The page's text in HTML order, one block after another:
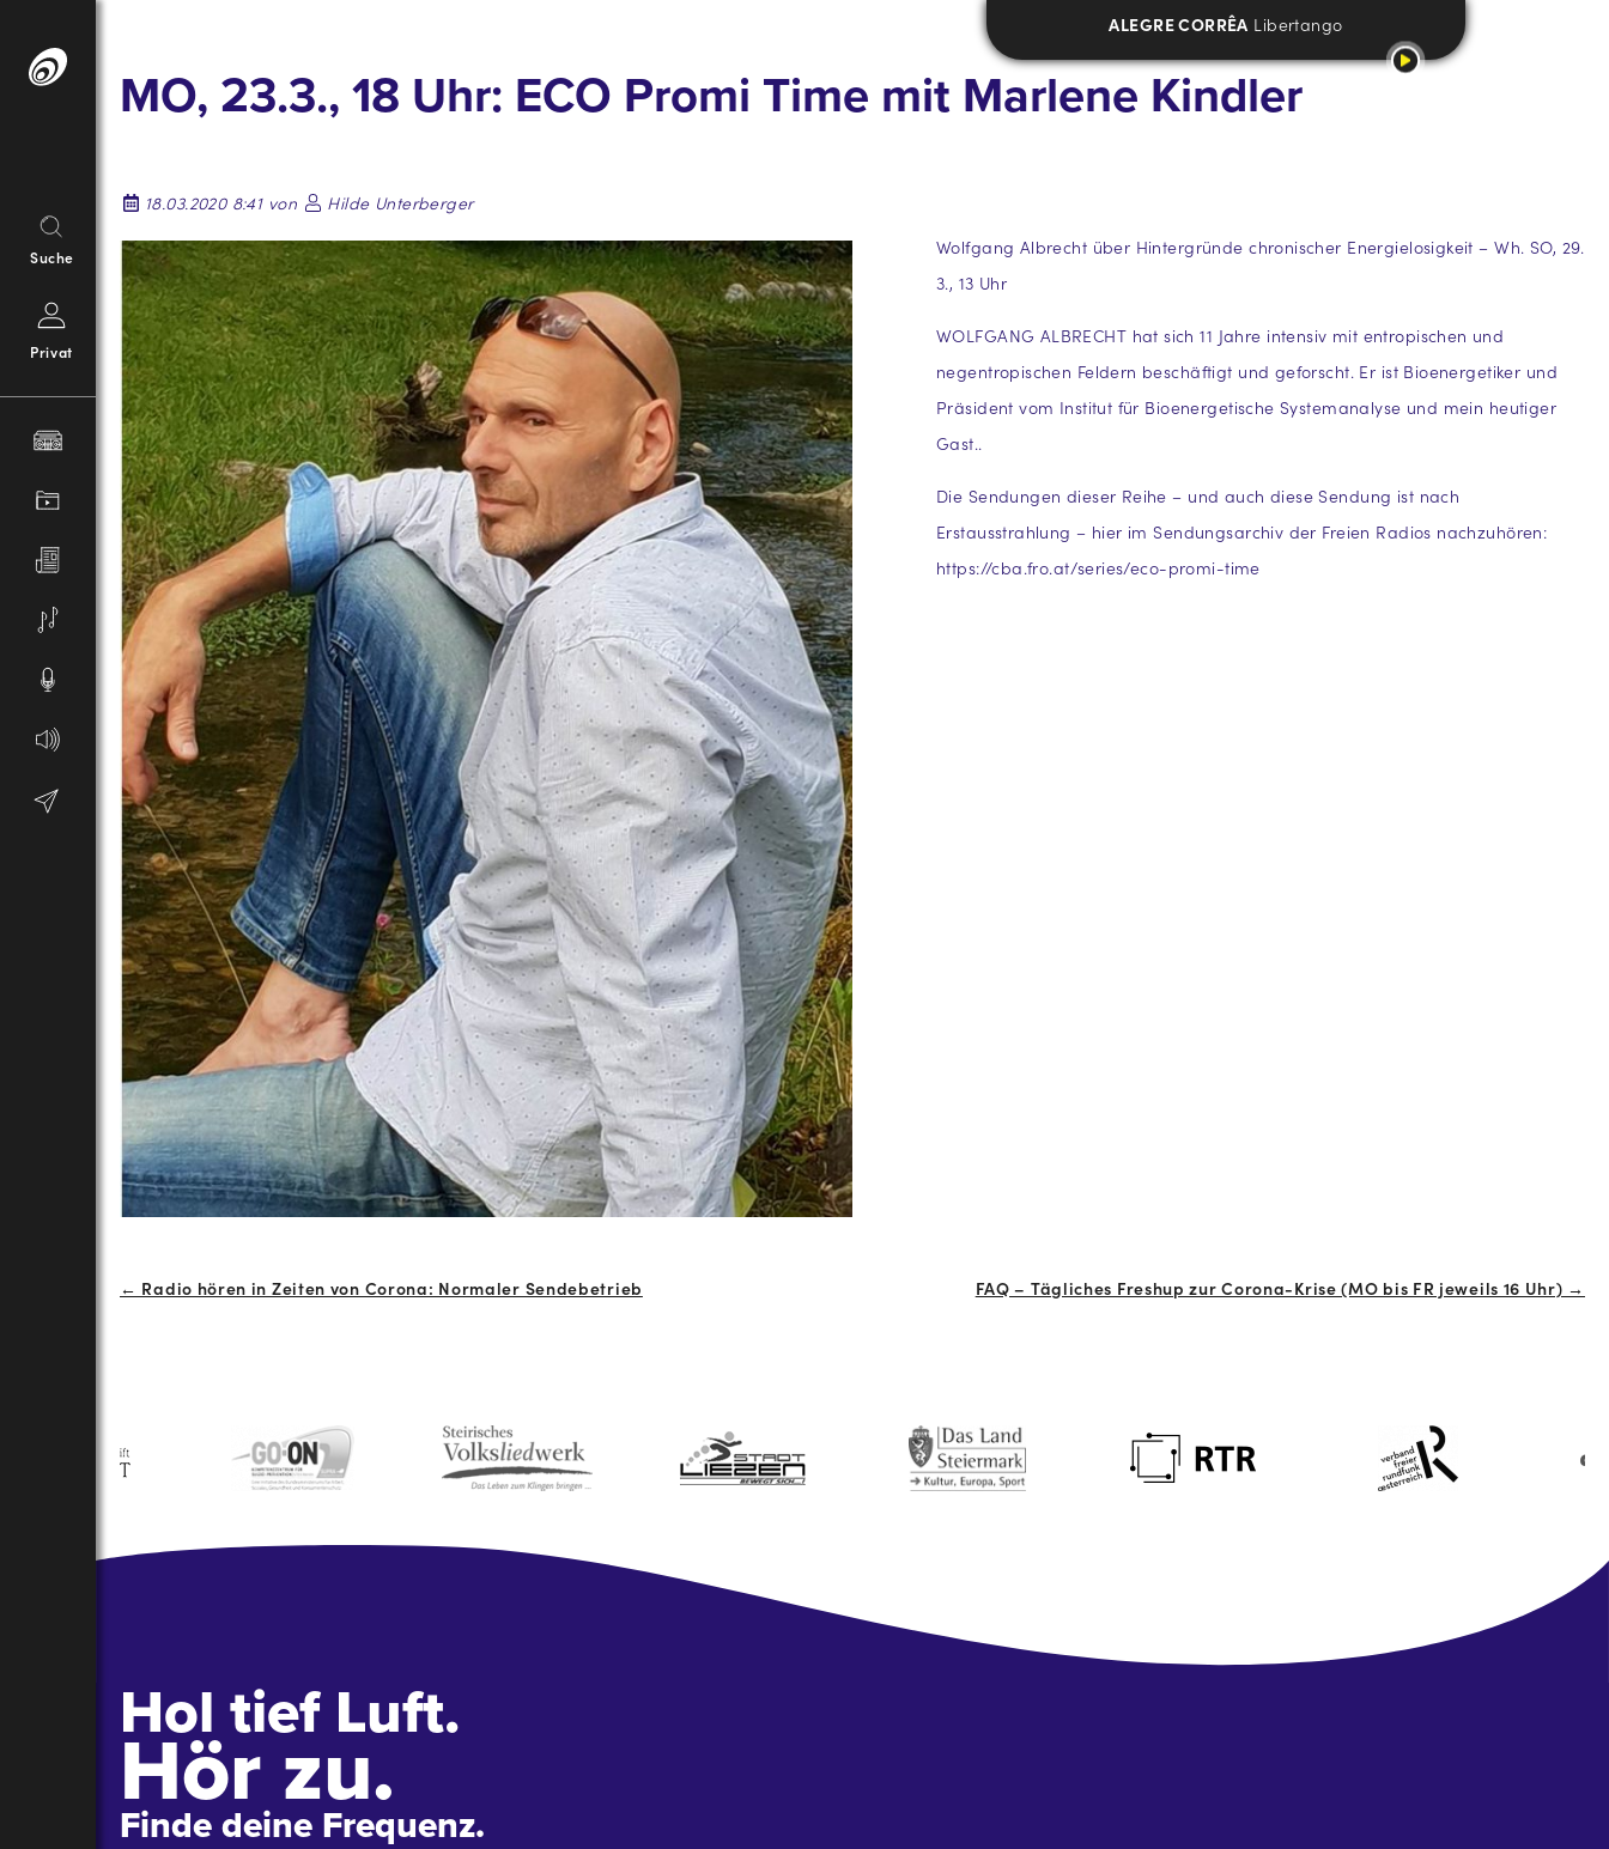
Inhalt
Suche
Privat
ALEGRE CORRÊA Libertango
MO, 23.3., 18 Uhr: ECO Promi Time mit Marlene Kindler
18.03.2020 8:41 von
Hilde Unterberger
Wolfgang Albrecht über Hintergründe chronischer Energielosigkeit – Wh. SO, 29.
3., 13 Uhr
WOLFGANG ALBRECHT hat sich 11 Jahre intensiv mit entropischen und
negentropischen Feldern beschäftigt und geforscht. Er ist Bioenergetiker und
Präsident vom Institut für Bioenergetische Systemanalyse und mein heutiger
Gast..
Die Sendungen dieser Reihe – und auch diese Sendung ist nach
Erstausstrahlung – hier im Sendungsarchiv der Freien Radios nachzuhören:
https://cba.fro.at/series/eco-promi-time
← Radio hören in Zeiten von Corona: Normaler Sendebetrieb FAQ – Tägliches Freshup zur Corona-Krise (MO bis FR jeweils 16 Uhr) →
Hol tief Luft.
Hör zu.
Finde deine Frequenz.